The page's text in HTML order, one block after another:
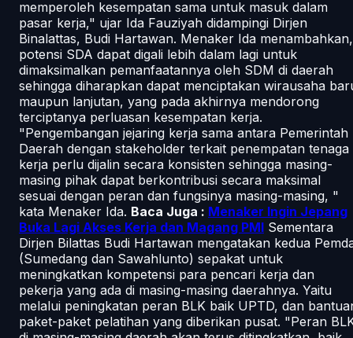
memperoleh kesempatan sama untuk masuk dalam
pasar kerja," ujar Ida Fauziyah didampingi Dirjen
Binalattas, Budi Hartawan. Menaker Ida menambahkan,
potensi SDA dapat digali lebih dalam lagi untuk
dimaksimalkan pemanfaatannya oleh SDM di daerah
sehingga diharapkan dapat menciptakan wirausaha
maupun lanjutan, yang pada akhirnya mendorong
terciptanya perluasan kesempatan kerja.
"Pengembangan jejaring kerja sama antara Pemerintah
Daerah dengan stakeholder terkait penempatan tenaga
kerja perlu dijalin secara konsisten sehingga masing-
masing pihak dapat berkontribusi secara maksimal
sesuai dengan peran dan fungsinya masing-masing, "
kata Menaker Ida. Baca Juga : Menaker Ingin Jepang
Buka Lagi Akses Kerja dan Magang PMI Sementara
Dirjen Bilattas Budi Hartawan mengatakan kedua
(Sumedang dan Sawahlunto) sepakat untuk
meningkatkan kompetensi para pencari kerja dan
pekerja yang ada di masing-masing daerahnya. Yaitu
melalui peningkatan peran BLK baik UPTD, dan
paket-paket pelatihan yang diberikan pusat. "Peran